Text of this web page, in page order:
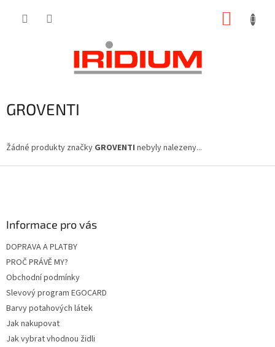
GROVENTI
Žádné produkty značky GROVENTI nebyly nalezeny...
Informace pro vás
DOPRAVA A PLATBY
PROČ PRÁVĚ MY?
Obchodní podmínky
Slevový program EGOCARD
Barvy potahových látek
Jak nakupovat
Jak vybrat vhodnou židli